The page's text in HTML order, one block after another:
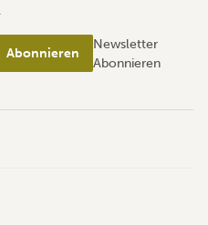
Abonnieren
Newsletter
Abonnieren